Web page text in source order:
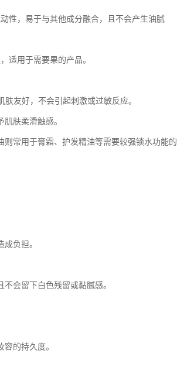
性，易于与其他成分融合，且不会产生油腻
适用于需要果的产品。
友好，不会引起刺激或过敏反应。
肤柔滑触感。
常用于膏霜、护发精油等需要较强锁水功能的
负担。
会留下白色残留或黏腻感。
的持久度。